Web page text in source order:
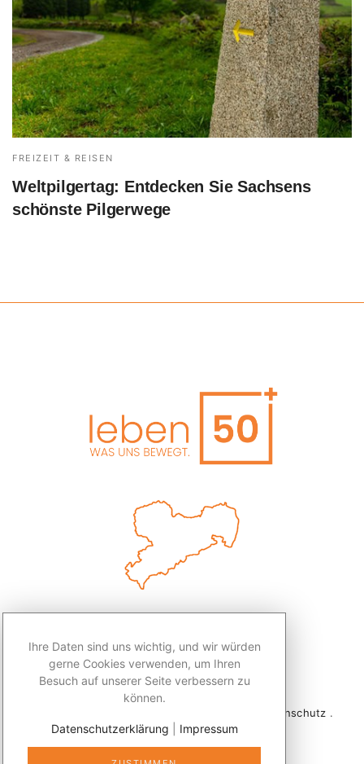
FREIZEIT & REISEN
Weltpilgertag: Entdecken Sie Sachsens
schönste Pilgerwege
Datenschutz .
Kontakt
Ihre Daten sind uns wichtig, und wir würden
gerne Cookies verwenden, um Ihren
Besuch auf unserer Seite verbessern zu
können.
Datenschutzerklärung Impressum